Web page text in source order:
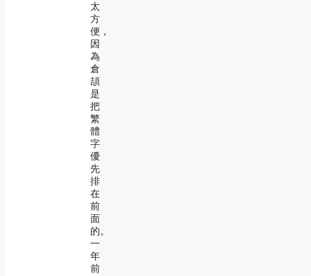
太
方
便，
因
為
倉
頡
是
把
繁
體
字
優
先
排
在
前
面
的。
一
年
前